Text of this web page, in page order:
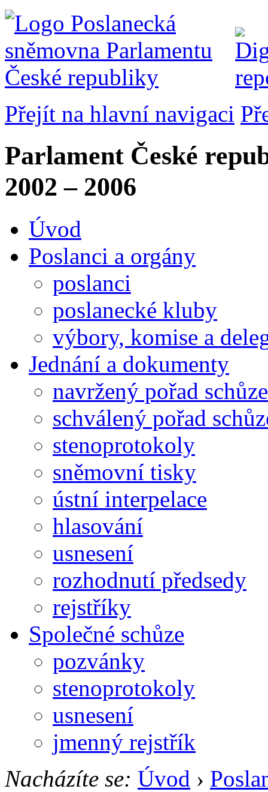
Přejít na hlavní navigaci
Parlament České
2002 – 2006
Úvod
Poslanci a orgány
poslanci
poslanecké kluby
výbory, komise a
Jednání a dokumenty
navržený pořad schůze
schválený pořad
stenoprotokoly
sněmovní tisky
ústní interpelace
hlasování
usnesení
rozhodnutí předsedy
rejstříky
Společné schůze
pozvánky
stenoprotokoly
usnesení
jmenný rejstřík
Nacházíte se: Úvod ›